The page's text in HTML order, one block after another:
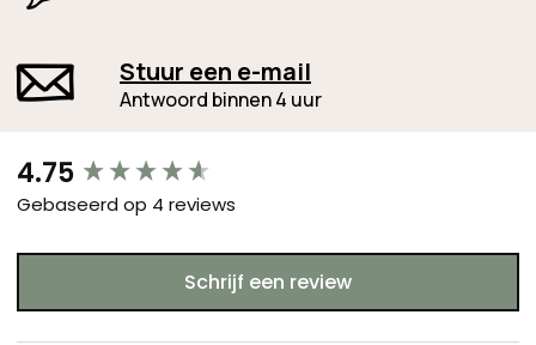
Stuur een e-mail
Antwoord binnen 4 uur
4.75
Gebaseerd op 4 reviews
Schrijf een review
New content loaded